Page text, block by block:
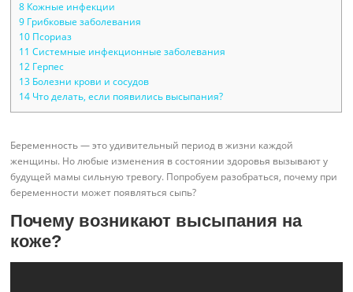
8 Кожные инфекции
9 Грибковые заболевания
10 Псориаз
11 Системные инфекционные заболевания
12 Герпес
13 Болезни крови и сосудов
14 Что делать, если появились высыпания?
Беременность — это удивительный период в жизни каждой
женщины. Но любые изменения в состоянии здоровья вызывают у
будущей мамы сильную тревогу. Попробуем разобраться, почему при
беременности может появляться сыпь?
Почему возникают высыпания на
коже?